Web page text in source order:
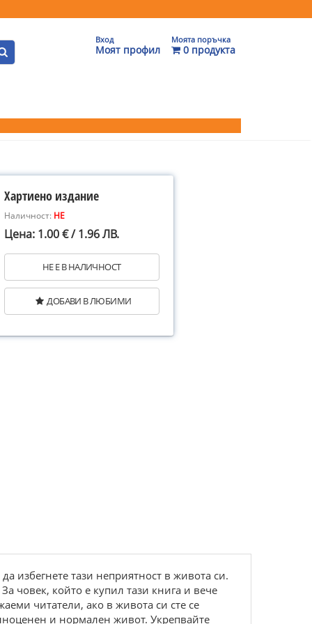
Вход
Моят профил
Моята поръчка
0 продукта
Хартиено издание
Наличност: НЕ
Цена: 1.00 € / 1.96 ЛВ.
НЕ Е В НАЛИЧНОСТ
ДОБАВИ В ЛЮБИМИ
избегнете тази неприятност в живота си.
човек, който е купил тази книга и вече
читатели, ако в живота си сте се
и нормален живот. Укрепвайте